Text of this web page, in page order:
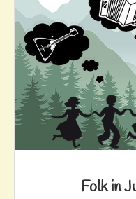
Folk in